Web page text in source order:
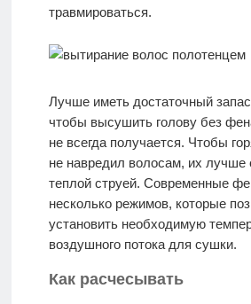
травмироваться.
Лучше иметь достаточный
чтобы высушить голову без
не всегда получается. Чтобы
не навредил волосам, их лучше
теплой струей. Современные
несколько режимов, которые
установить необходимую
воздушного потока для сушки.
Как расчесывать